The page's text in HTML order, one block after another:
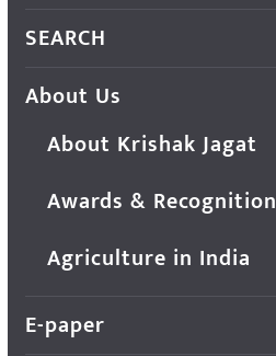
SEARCH
About Us
About Krishak Jagat
Awards & Recognition
Agriculture in India
E-paper